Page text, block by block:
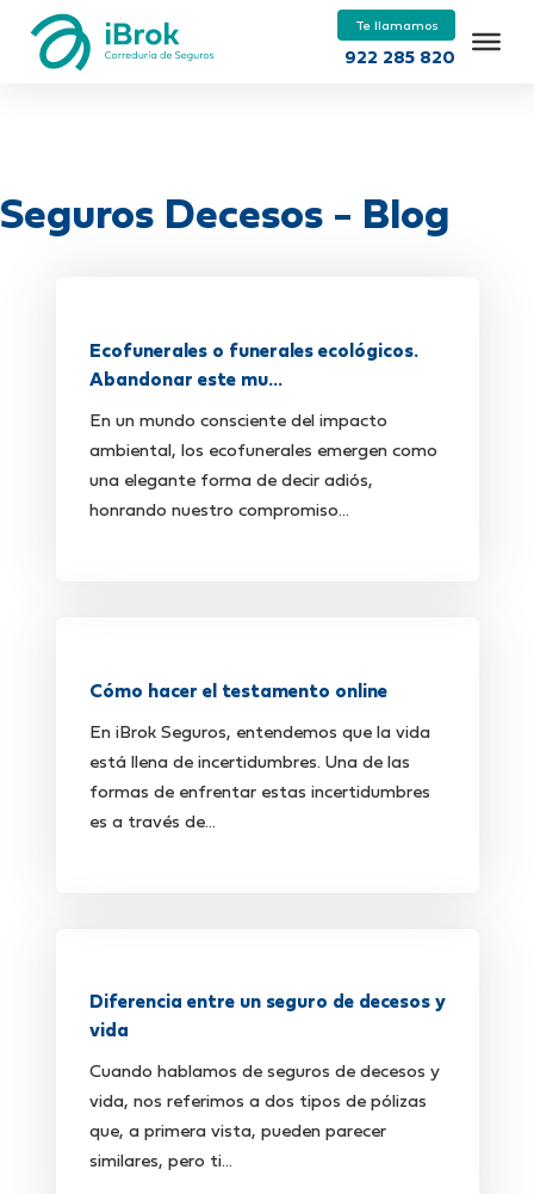
Te llamamos
922 285 820
Seguros Decesos - Blog
Ecofunerales o funerales ecológicos.
Abandonar este mu...
En un mundo consciente del impacto
ambiental, los ecofunerales emergen como
una elegante forma de decir adiós,
honrando nuestro compromiso...
Cómo hacer el testamento online
En iBrok Seguros, entendemos que la vida
está llena de incertidumbres. Una de las
formas de enfrentar estas incertidumbres
es a través de...
Diferencia entre un seguro de decesos y
vida
Cuando hablamos de seguros de decesos y
vida, nos referimos a dos tipos de pólizas
que, a primera vista, pueden parecer
similares, pero ti...